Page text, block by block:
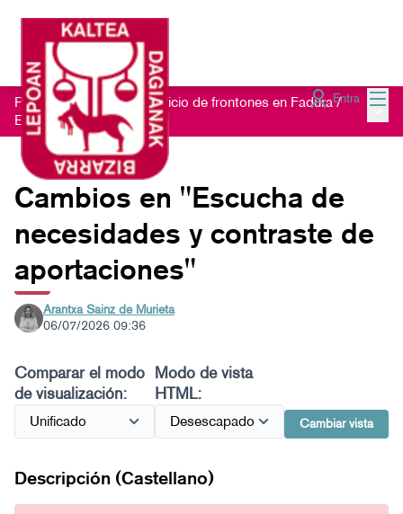
Entra
Proceso participativo edificio de frontones en Fadura /
Encuentros
Cambios en "Escucha de
necesidades y contraste de
aportaciones"
Arantxa Sainz de Murieta
06/07/2026 09:36
Comparar el modo
de visualización:
Modo de vista
HTML:
Cambiar vista
Descripción (Castellano)